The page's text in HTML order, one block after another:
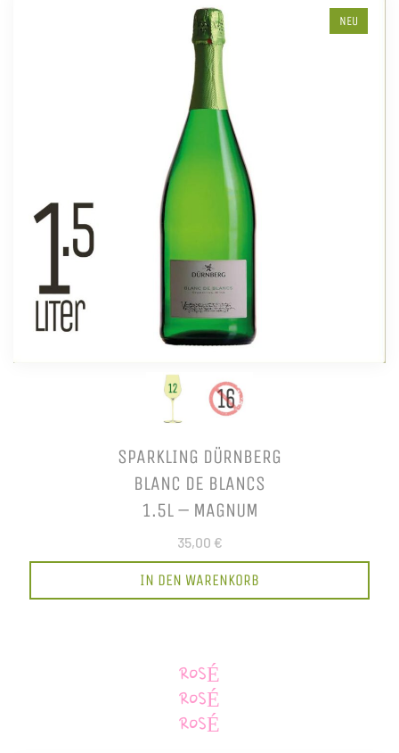
NEU
SPARKLING DÜRNBERG
BLANC DE BLANCS
1.5L – MAGNUM
35,00 €
IN DEN WARENKORB
ROSÉ
ROSÉ
ROSÉ